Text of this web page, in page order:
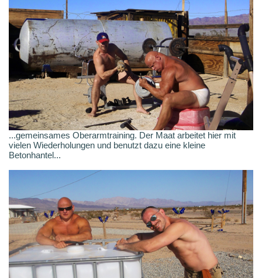
...gemeinsames Oberarmtraining. Der Maat arbeitet hier mit
vielen Wiederholungen und benutzt dazu eine kleine
Betonhantel...